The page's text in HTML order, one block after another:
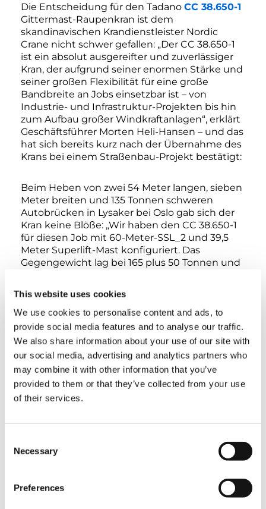
This website uses cookies
We use cookies to personalise content and ads, to
provide social media features and to analyse our traffic.
We also share information about your use of our site with
our social media, advertising and analytics partners who
may combine it with other information that you’ve
provided to them or that they’ve collected from your use
of their services.
Selection
Necessary
Preferences
Die Entscheidung für den Tadano CC 38.650-1
Gittermast-Raupenkran ist dem
skandinavischen Krandienstleister Nordic
Crane nicht schwer gefallen: „Der CC 38.650-1
ist ein absolut ausgereifter und zuverlässiger
Kran, der aufgrund seiner enormen Stärke und
seiner großen Flexibilität für eine große
Bandbreite an Jobs einsetzbar ist – von
Industrie- und Infrastruktur-Projekten bis hin
zum Aufbau großer Windkraftanlagen“, erklärt
Geschäftsführer Morten Heli-Hansen – und das
hat sich bereits kurz nach der Übernahme des
Krans bei einem Straßenbau-Projekt bestätigt:
Beim Heben von zwei 54 Meter langen, sieben
Meter breiten und 135 Tonnen schweren
Autobrücken in Lysaker bei Oslo gab sich der
Kran keine Blöße: „Wir haben den CC 38.650-1
für diesen Job mit 60-Meter-SSL_2 und 39,5
Meter Superlift-Mast konfiguriert. Das
Gegengewicht lag bei 165 plus 50 Tonnen und
So konnte der CC 38.650-1 die Lasten mit
einem Bruttogewicht von 147 Tonnen
problemlos in einem Radius von 42 Metern
heben, schwenken und zielgenau absetzen –
so, wie wir uns das vorgestellt hatten“,
berichtet Morten Heli-Hansen.
TAGS
TEILEN